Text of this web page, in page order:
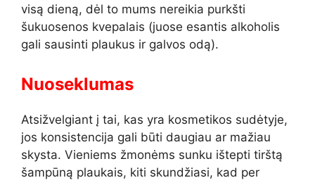
visą dieną, dėl to mums nereikia purkšti
šukuosenos kvepalais (juose esantis alkoholis
gali sausinti plaukus ir galvos odą).
Nuoseklumas
Atsižvelgiant į tai, kas yra kosmetikos sudėtyje,
jos konsistencija gali būti daugiau ar mažiau
skysta. Vieniems žmonėms sunku ištepti tirštą
šampūną plaukais, kiti skundžiasi, kad per